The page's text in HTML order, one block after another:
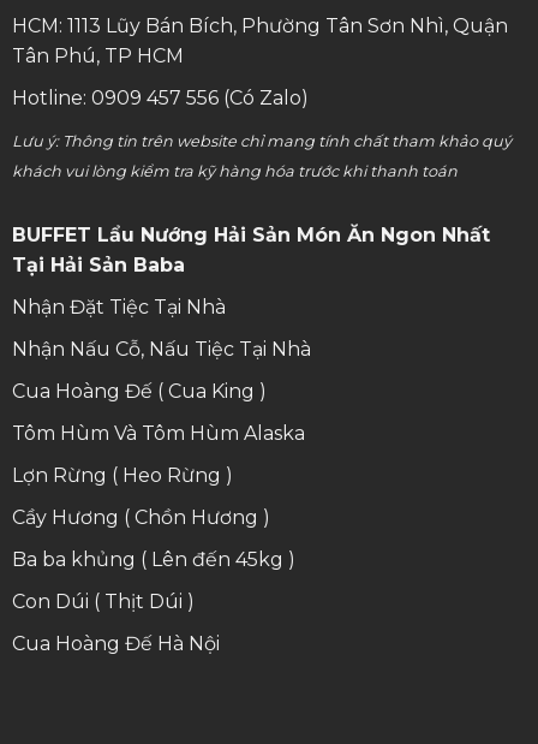
HCM: 1113 Lũy Bán Bích, Phường Tân Sơn Nhì, Quận
Tân Phú, TP HCM
Hotline: 0909 457 556 (Có Zalo)
Lưu ý: Thông tin trên website chỉ mang tính chất tham khảo quý
khách vui lòng kiểm tra kỹ hàng hóa trước khi thanh toán
BUFFET Lẩu Nướng Hải Sản Món Ăn Ngon Nhất
Tại Hải Sản Baba
Nhận Đặt Tiệc Tại Nhà
Nhận Nấu Cỗ, Nấu Tiệc Tại Nhà
Cua Hoàng Đế ( Cua King )
Tôm Hùm Và Tôm Hùm Alaska
Lợn Rừng ( Heo Rừng )
Cầy Hương ( Chồn Hương )
Ba ba khủng ( Lên đến 45kg )
Con Dúi ( Thịt Dúi )
Cua Hoàng Đế Hà Nội